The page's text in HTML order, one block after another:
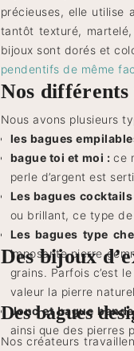
précieuses, elle utilise
tantôt texturé,
bijoux sont dorés et
pendentifs de même
Nos différents
Nous avons plusieurs
les bagues
bague toi et moi : ce
perle d’argent est
Les bagues cocktails
ou brillant, ce type
Les bagues type
imposante pierre
grains. Parfois c’est
valeur la pierre
Jonc et bague
ainsi que des pierres
Des bijoux
Des bagues
Nos créateurs